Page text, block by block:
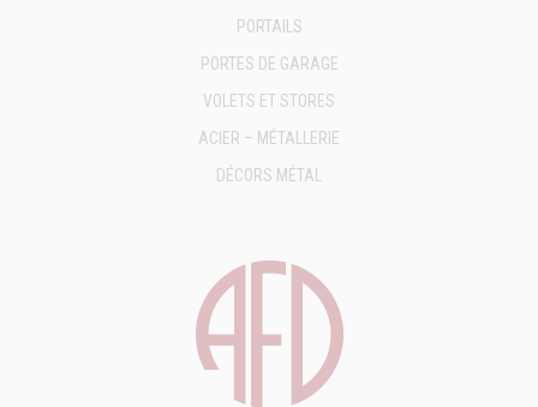
PORTAILS
PORTES DE GARAGE
VOLETS ET STORES
ACIER – MÉTALLERIE
DÉCORS MÉTAL